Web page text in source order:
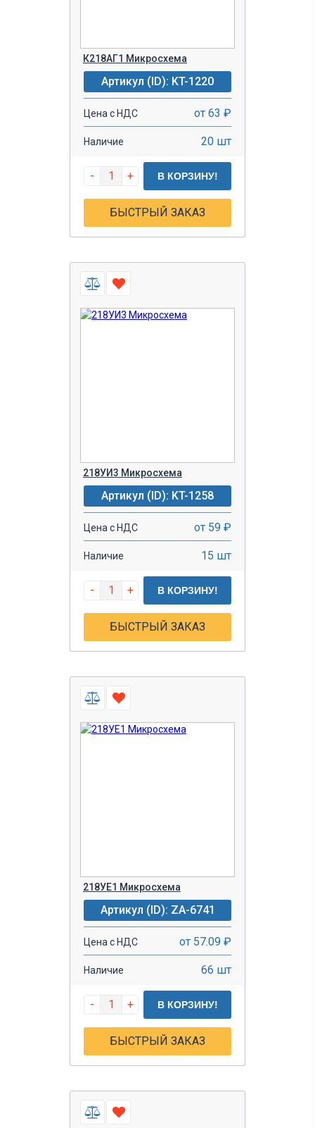
К218АГ1 Микросхема
Артикул (ID): KT-1220
Цена с НДС от 63 ₽
Наличие 20 шт
- + В КОРЗИНУ!
БЫСТРЫЙ ЗАКАЗ
218УИ3 Микросхема
Артикул (ID): KT-1258
Цена с НДС от 59 ₽
Наличие 15 шт
- + В КОРЗИНУ!
БЫСТРЫЙ ЗАКАЗ
218УЕ1 Микросхема
Артикул (ID): ZA-6741
Цена с НДС от 57.09 ₽
Наличие 66 шт
- + В КОРЗИНУ!
БЫСТРЫЙ ЗАКАЗ